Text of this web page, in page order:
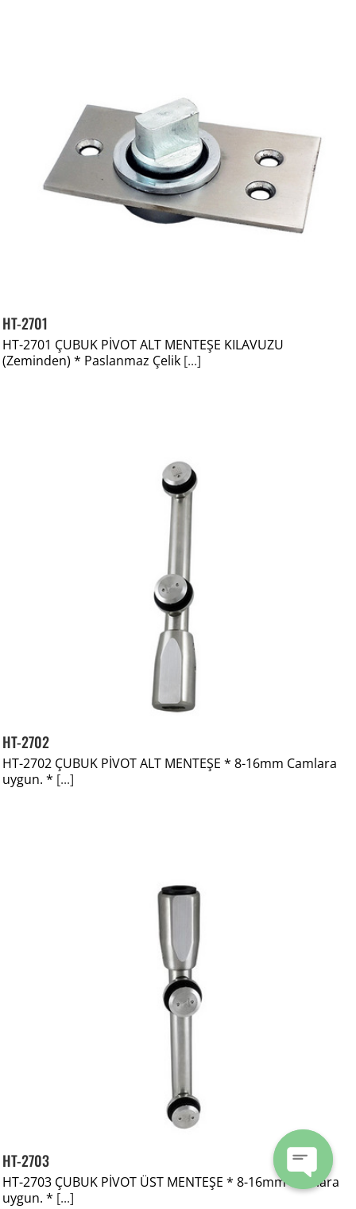
HT-2701
HT-2701 ÇUBUK PİVOT ALT MENTEŞE KILAVUZU
(Zeminden) * Paslanmaz Çelik [...]
HT-2702
HT-2702 ÇUBUK PİVOT ALT MENTEŞE * 8-16mm Camlara
uygun. * [...]
HT-2703
HT-2703 ÇUBUK PİVOT ÜST MENTEŞE * 8-16mm Camlara
uygun. * [...]